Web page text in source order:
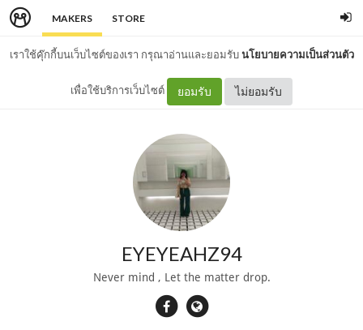
MAKERS STORE
เราใช้คุ๊กกี้บนเว็บไซต์ของเรา กรุณาอ่านและยอมรับนโยบายความเป็นส่วนตัว
เพื่อใช้บริการเว็บไซต์ ยอมรับ ไม่ยอมรับ
EYEYEAHZ94
Never mind , Let the matter drop.